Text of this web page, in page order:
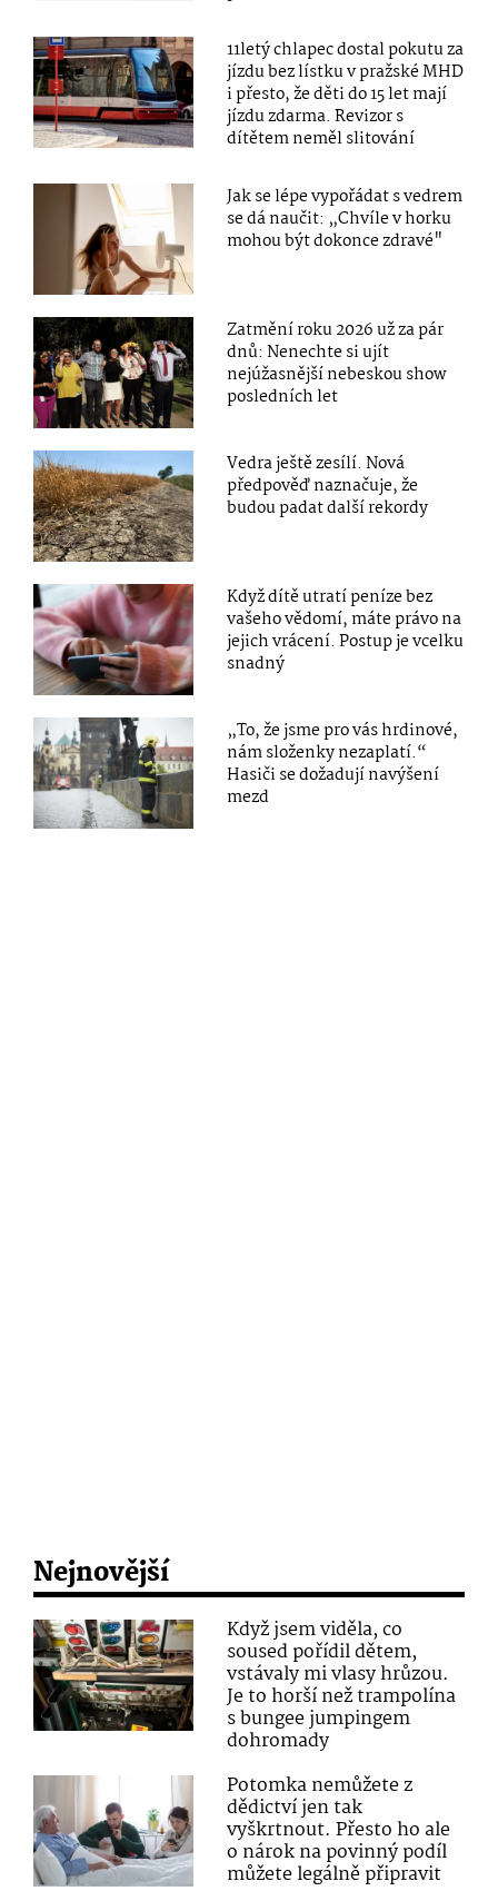
11letý chlapec dostal pokutu za
jízdu bez lístku v pražské MHD
i přesto, že děti do 15 let mají
jízdu zdarma. Revizor s
dítětem neměl slitování
Jak se lépe vypořádat s vedrem
se dá naučit: „Chvíle v horku
mohou být dokonce zdravé"
Zatmění roku 2026 už za pár
dnů: Nenechte si ujít
nejúžasnější nebeskou show
posledních let
Vedra ještě zesílí. Nová
předpověď naznačuje, že
budou padat další rekordy
Když dítě utratí peníze bez
vašeho vědomí, máte právo na
jejich vrácení. Postup je vcelku
snadný
„To, že jsme pro vás hrdinové,
nám složenky nezaplatí.“
Hasiči se dožadují navýšení
mezd
Nejnovější
Když jsem viděla, co
soused pořídil dětem,
vstávaly mi vlasy hrůzou.
Je to horší než trampolína
s bungee jumpingem
dohromady
Potomka nemůžete z
dědictví jen tak
vyškrtnout. Přesto ho ale
o nárok na povinný podíl
můžete legálně připravit